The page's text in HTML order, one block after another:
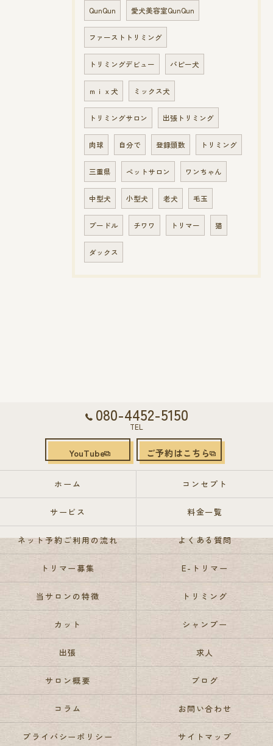
QunQun 愛犬美容室QunQun
ファーストトリミング
トリミングデビュー パピー犬
ｍｉｘ犬 ミックス犬
トリミングサロン 出張トリミング
肉球 自分で 登録頭数 トリミング
三重県 ペットサロン ワンちゃん
中型犬 小型犬 老犬 毛玉
プードル チワワ トリマー 猫
ダックス
080-4452-5150
TEL
YouTube ご予約はこちら
ホーム コンセプト
サービス 料金一覧
ネット予約ご利用の流れ よくある質問
トリマー募集 E-トリマー
当サロンの特徴 トリミング
カット シャンプー
出張 求人
サロン概要 ブログ
コラム お問い合わせ
プライバシーポリシー サイトマップ